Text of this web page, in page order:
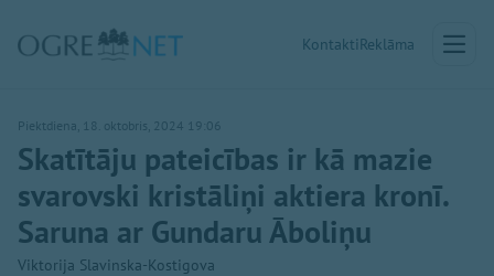
KontaktiReklāma
Piektdiena, 18. oktobris, 2024 19:06
Skatītāju pateicības ir kā mazie
svarovski kristāliņi aktiera kronī.
Saruna ar Gundaru Āboliņu
Viktorija Slavinska-Kostigova